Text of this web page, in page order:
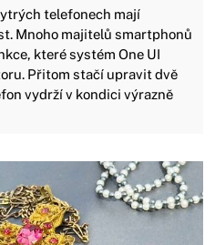
telefonech mají
Mnoho majitelů smartphonů
které systém One UI
Přitom stačí upravit dvě
vydrží v kondici výrazně